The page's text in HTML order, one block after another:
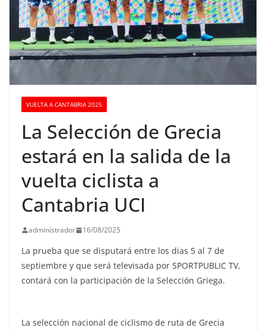
VUELTA A CANTABRIA 2025
La Selección de Grecia
estará en la salida de la
vuelta ciclista a
Cantabria UCI
administrador 16/08/2025
La prueba que se disputará entre los dias 5 al 7 de
septiembre y que será televisada por SPORTPUBLIC TV,
contará con la participación de la Selección Griega.
La selección nacional de ciclismo de ruta de Grecia